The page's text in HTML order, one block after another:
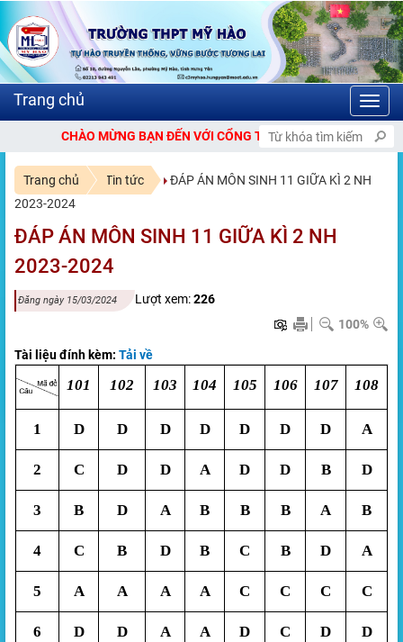
MỪNG BẠN ĐẾN VỚI CỔNG THÔNG TIN ĐIỆN TỬ TRƯỜNG THPT
Trang chủ Tin tức
ĐÁP ÁN MÔN SINH 11 GIỮA KÌ 2 NH
2023-2024
ĐÁP ÁN MÔN SINH 11 GIỮA KÌ 2 NH
2023-2024
Đăng ngày 15/03/2024 Lượt xem:226
100%
Tài liệu đính kèm: Tải về
101 102 103 104 105 106 107 108
1 D D D D D D D A
2 C D D A D D B D
3 B D A B B B A B
4 C B D B C B D A
5 A A A A C C C C
6 D D A A D C D D